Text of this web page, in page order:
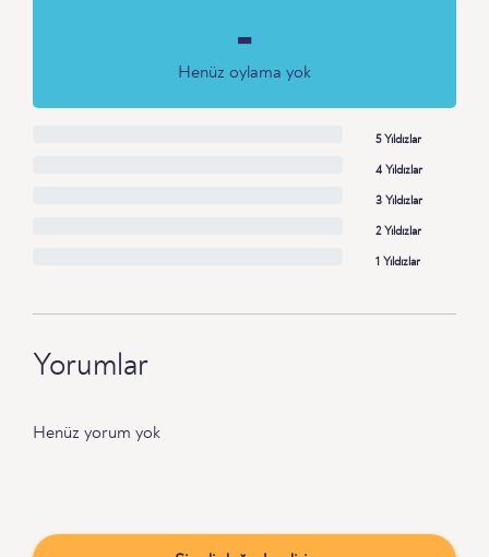
-
Henüz oylama yok
5 Yıldızlar
4 Yıldızlar
3 Yıldızlar
2 Yıldızlar
1 Yıldızlar
Yorumlar
Henüz yorum yok